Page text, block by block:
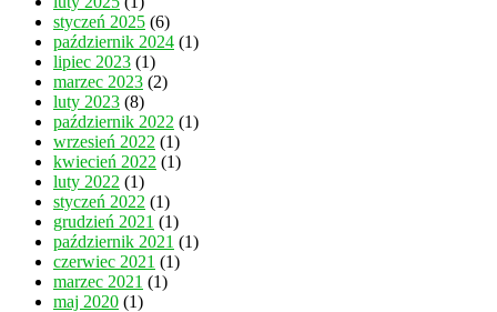
styczeń 2025 (6)
październik 2024 (1)
lipiec 2023 (1)
marzec 2023 (2)
luty 2023 (8)
październik 2022 (1)
wrzesień 2022 (1)
kwiecień 2022 (1)
luty 2022 (1)
styczeń 2022 (1)
grudzień 2021 (1)
październik 2021 (1)
czerwiec 2021 (1)
marzec 2021 (1)
maj 2020 (1)